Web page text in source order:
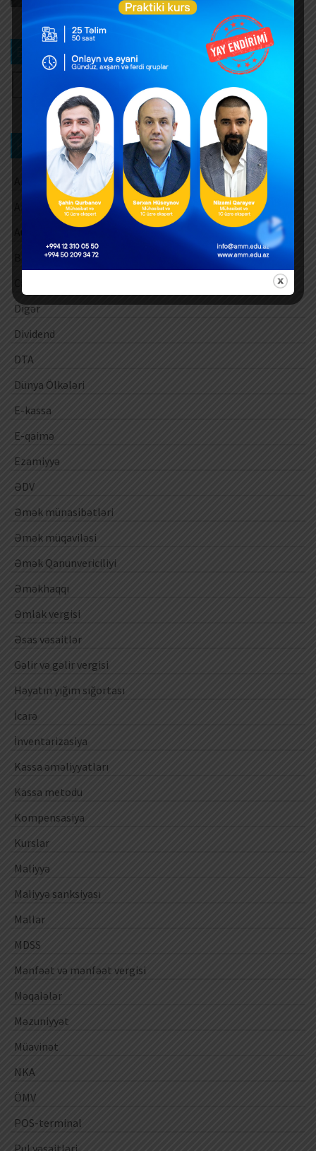
Bizi izləyin
Kateqoriya üzrə axtarış
Aksiz vergisi
Amortizasiya ayırmaları
Barter əməliyyatları
Digər
Dividend
DTA
Dünya Ölkələri
E-kassa
E-qaimə
Ezamiyyə
ƏDV
Əmək münasibətləri
Əmək müqaviləsi
Əmək Qanunvericiliyi
Əməkhaqqı
Əmlak vergisi
Əsas vəsaitlər
Gəlir və gəlir vergisi
Həyatın yığım sığortası
İcarə
İnventarizasiya
Kassa əməliyyatları
Kassa metodu
Kompensasiya
Kurslar
Maliyyə
Maliyyə sanksiyası
Mallar
MDSS
Mənfəət və mənfəət vergisi
Məqalələr
Məzuniyyət
Müavinət
NKA
ÖMV
POS-terminal
Pul vəsaitləri